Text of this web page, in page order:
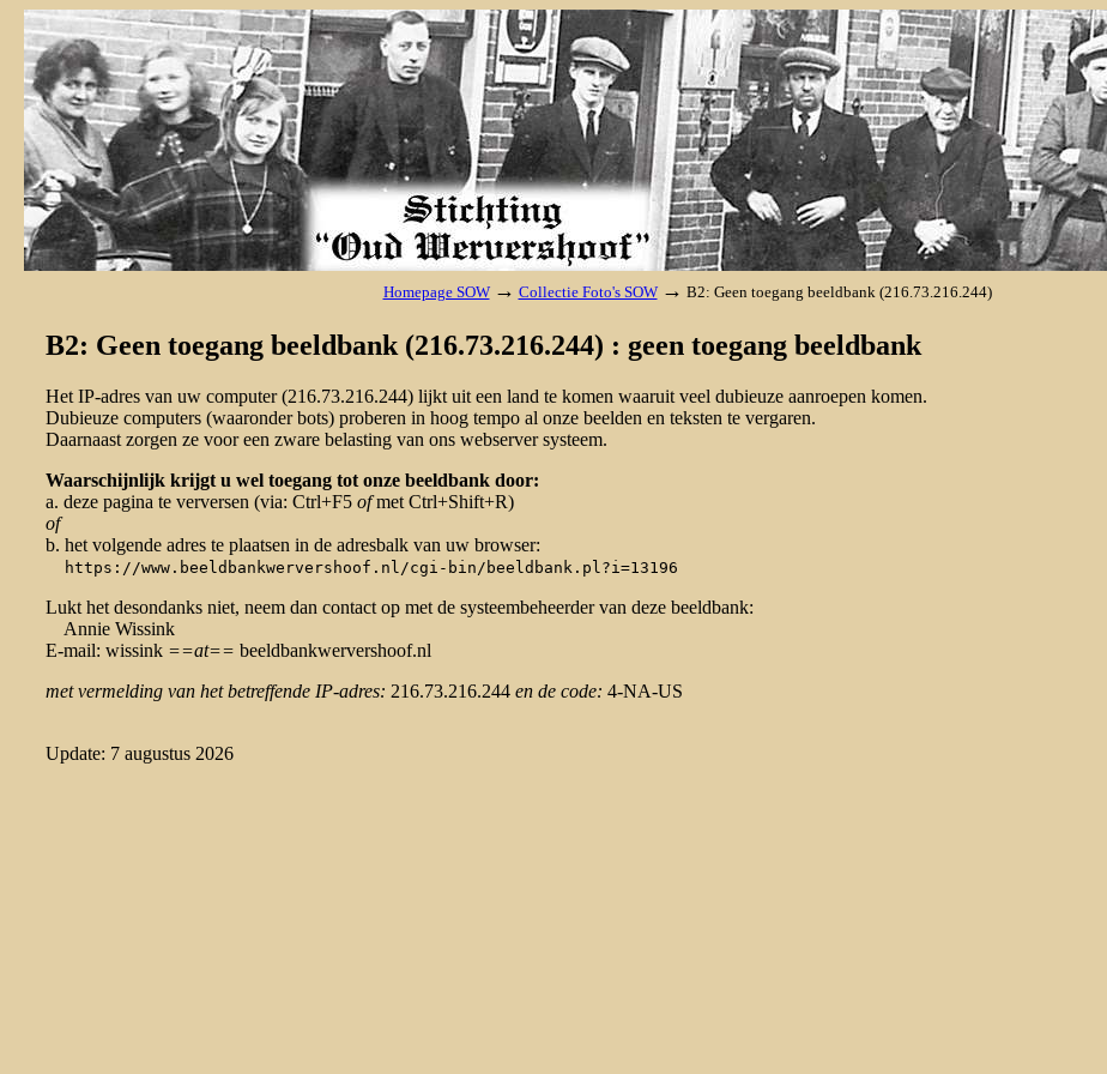
Homepage SOW → Collectie Foto's SOW → B2: Geen toegang beeldbank (216.73.216.244)
B2: Geen toegang beeldbank (216.73.216.244) : geen toegang beeldbank
Het IP-adres van uw computer (216.73.216.244) lijkt uit een land te komen waaruit veel dubieuze aanroepen komen.
Dubieuze computers (waaronder bots) proberen in hoog tempo al onze beelden en teksten te vergaren.
Daarnaast zorgen ze voor een zware belasting van ons webserver systeem.
Waarschijnlijk krijgt u wel toegang tot onze beeldbank door:
a. deze pagina te verversen (via: Ctrl+F5 ofmet Ctrl+Shift+R)
of
b. het volgende adres te plaatsen in de adresbalk van uw browser:
https://www.beeldbankwervershoof.nl/cgi-bin/beeldbank.pl?i=13196
Lukt het desondanks niet, neem dan contact op met de systeembeheerder van deze beeldbank:
Annie Wissink
E-mail: wissink ==at== beeldbankwervershoof.nl
met vermelding van het betreffende IP-adres: 216.73.216.244 en de code: 4-NA-US
Update: 7 augustus 2026